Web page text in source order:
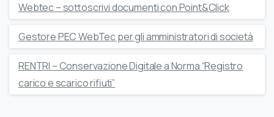
Webtec – sottoscrivi documenti con Point&Click
Gestore PEC WebTec per gli amministratori di società
RENTRI – Conservazione Digitale a Norma “Registro
carico e scarico rifiuti”